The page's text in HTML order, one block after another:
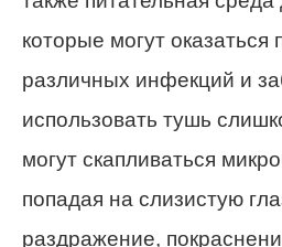
которые могут оказаться
различных инфекций и
использовать тушь
могут скапливаться
попадая на слизистую
раздражение,